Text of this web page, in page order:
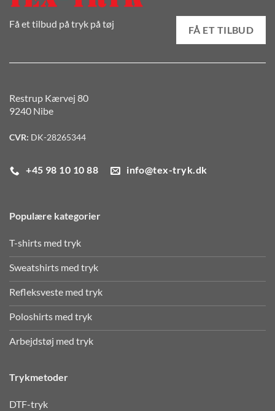
Få et tilbud på tryk på tøj
FÅ ET TILBUD
Restrup Kærvej 80
9240 Nibe
CVR: DK-28265344
+45 98 10 10 88 info@tex-tryk.dk
Populære kategorier
T-shirts med tryk
Sweatshirts med tryk
Refleksveste med tryk
Poloshirts med tryk
Arbejdstøj med tryk
Trykmetoder
DTF-tryk